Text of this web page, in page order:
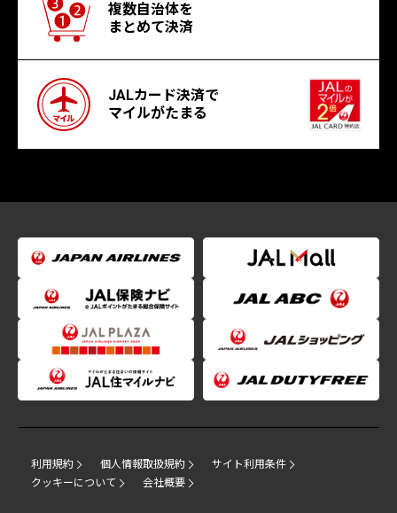
複数自治体を
まとめて決済
JALカード決済で
マイルがたまる
利用規約 個人情報取扱規約
サイト利用条件
クッキーについて
会社概要